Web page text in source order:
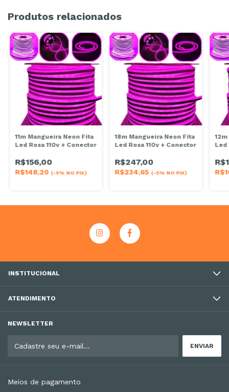
Produtos relacionados
11m Mangueira Neon Fita
Led Rosa 110v + Conector
R$156,00
R$148,20 (-5% NO PIX)
18m Mangueira Neon Fita
Led Rosa 110v + Conector
R$247,00
R$234,65 (-5% NO PIX)
Led
INSTITUCIONAL
ATENDIMENTO
NEWSLETTER
Meios de pagamento